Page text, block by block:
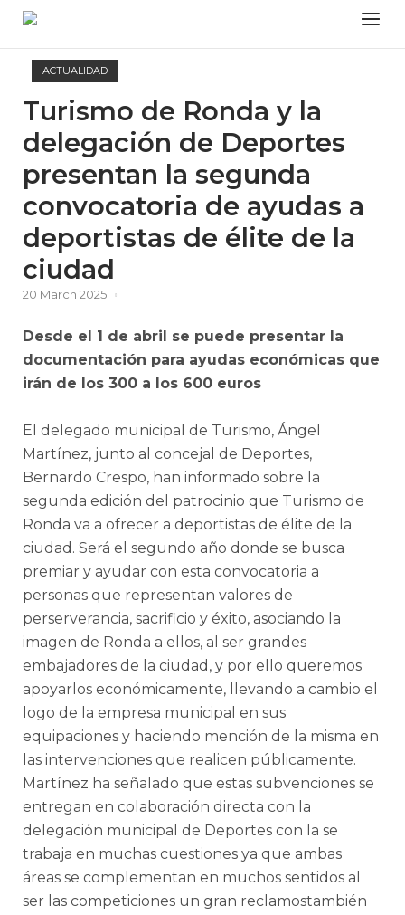
Skip
content
Menu
ACTUALIDAD
Turismo de Ronda y la
delegación de Deportes
presentan la segunda
convocatoria de ayudas a
deportistas de élite de la
ciudad
20 March 2025
Desde el 1 de abril se puede presentar la
documentación para ayudas económicas que
irán de los 300 a los 600 euros
El delegado municipal de Turismo, Ángel
Martínez, junto al concejal de Deportes,
Bernardo Crespo, han informado sobre la
segunda edición del patrocinio que Turismo de
Ronda va a ofrecer a deportistas de élite de la
ciudad. Será el segundo año donde se busca
premiar y ayudar con esta convocatoria a
personas que representan valores de
perserverancia, sacrificio y éxito, asociando la
imagen de Ronda a ellos, al ser grandes
embajadores de la ciudad, y por ello queremos
apoyarlos económicamente, llevando a cambio el
logo de la empresa municipal en sus
equipaciones y haciendo mención de la misma en
las intervenciones que realicen públicamente.
Martínez ha señalado que estas subvenciones se
entregan en colaboración directa con la
delegación municipal de Deportes con la se
trabaja en muchas cuestiones ya que ambas
áreas se complementan en muchos sentidos al
ser las competiciones un gran reclamostambién